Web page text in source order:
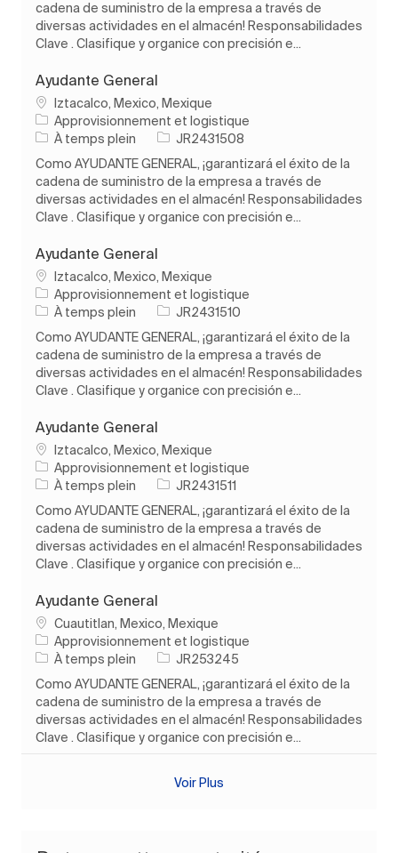
cadena de suministro de la empresa a través de
diversas actividades en el almacén! Responsabilidades
Clave . Clasifique y organice con precisión e...
Ayudante General
Emplacement
Iztacalco, Mexico, Mexique
Catégorie
Approvisionnement et logistique
Type d’emploi
À temps plein ID de l’emploi
JR2431508
Como AYUDANTE GENERAL, ¡garantizará el éxito de la
cadena de suministro de la empresa a través de
diversas actividades en el almacén! Responsabilidades
Clave . Clasifique y organice con precisión e...
Ayudante General
Emplacement
Iztacalco, Mexico, Mexique
Catégorie
Approvisionnement et logistique
Type d’emploi
À temps plein ID de l’emploi
JR2431510
Como AYUDANTE GENERAL, ¡garantizará el éxito de la
cadena de suministro de la empresa a través de
diversas actividades en el almacén! Responsabilidades
Clave . Clasifique y organice con precisión e...
Ayudante General
Emplacement
Iztacalco, Mexico, Mexique
Catégorie
Approvisionnement et logistique
Type d’emploi
À temps plein ID de l’emploi
JR2431511
Como AYUDANTE GENERAL, ¡garantizará el éxito de la
cadena de suministro de la empresa a través de
diversas actividades en el almacén! Responsabilidades
Clave . Clasifique y organice con precisión e...
Ayudante General
Emplacement
Cuautitlan, Mexico, Mexique
Catégorie
Approvisionnement et logistique
Type d’emploi
À temps plein ID de l’emploi
JR253245
Como AYUDANTE GENERAL, ¡garantizará el éxito de la
cadena de suministro de la empresa a través de
diversas actividades en el almacén! Responsabilidades
Clave . Clasifique y organice con precisión e...
Voir Plus